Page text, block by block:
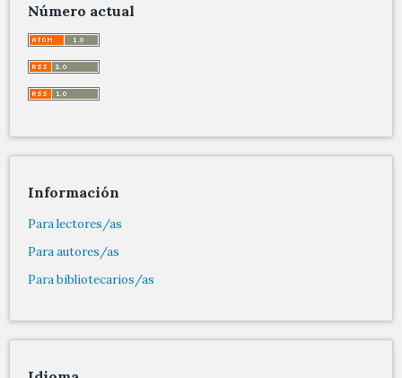
Número actual
Información
Para lectores/as
Para autores/as
Para bibliotecarios/as